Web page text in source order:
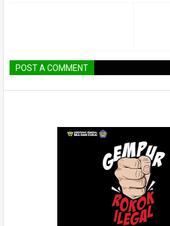
POST A COMMENT